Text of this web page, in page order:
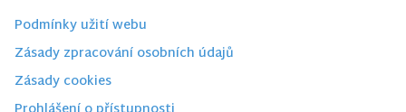
Podmínky užití webu
Zásady zpracování osobních údajů
Zásady cookies